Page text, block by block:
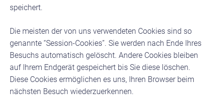
speichert.
Die meisten der von uns verwendeten Cookies sind so
genannte “Session-Cookies”. Sie werden nach Ende Ihres
Besuchs automatisch gelöscht. Andere Cookies bleiben
auf Ihrem Endgerät gespeichert bis Sie diese löschen.
Diese Cookies ermöglichen es uns, Ihren Browser beim
nächsten Besuch wiederzuerkennen.